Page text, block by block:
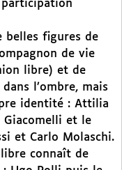
belles figures de
de vie
libre) et de
l’ombre, mais
identité : Attilia
Giacomelli et le
et Carlo Molaschi.
connaît de